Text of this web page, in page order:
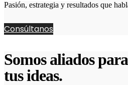
Pasión, estrategia y resultados que
Consúltanos
Somos aliados para
tus ideas.